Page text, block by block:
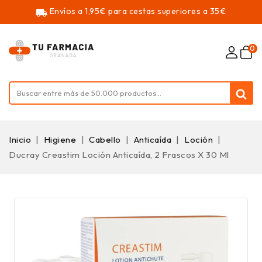
local_shipping Envíos a 1,95€ para cestas superiores a 35€
0
Inicio Higiene Cabello Anticaída
Loción
Ducray Creastim Loción Anticaída, 2 Frascos X 30 Ml